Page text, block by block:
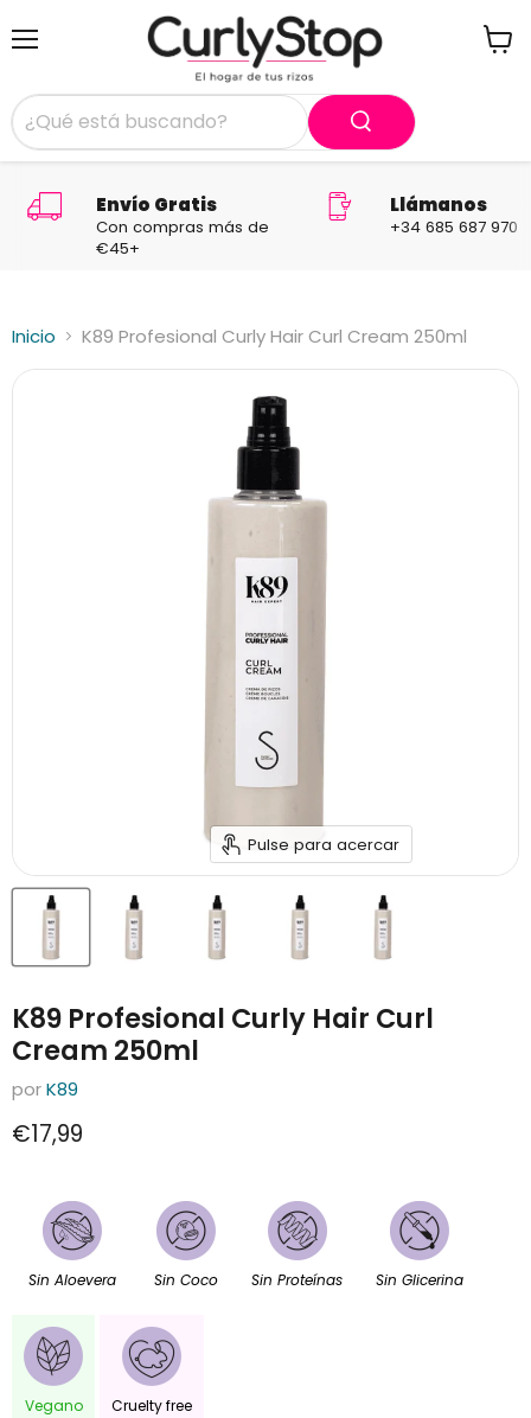
Envío Gratis
Con compras más de
€45+
Llámanos
+34 685 687 970
Inicio K89 Profesional Curly Hair Curl Cream 250ml
Pulse para acercar
K89 Profesional Curly Hair Curl
Cream 250ml
porK89
Precio actual
€17,99
Sin Aloevera Sin Coco Sin Proteínas Sin Glicerina
Vegano Cruelty free